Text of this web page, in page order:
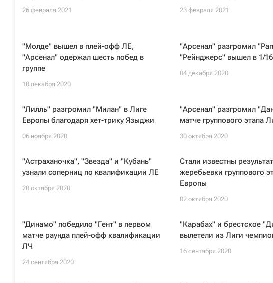
26 февраля 2021 23 февраля 2021
"Молде" вышел в плей-офф ЛЕ,
"Арсенал" одержал шесть побед в
группе
10 декабря 2020
"Арсенал" разгромил
"Рейнджерс" вышел в 1/
04 декабря 2020
"Лилль" разгромил "Милан" в Лиге
Европы благодаря хет-трику Языджи
06 ноября 2020
"Арсенал" разгромил
матче группового этапа
30 октября 2020
"Астраханочка", "Звезда" и "Кубань"
узнали соперниц по квалификации ЛЕ
20 октября 2020
Стали известны
жеребьевки группового
Европы
02 октября 2020
"Динамо" победило "Гент" в первом
матче раунда плей-офф квалификации
ЛЧ
24 сентября 2020
"Карабах" и брестское
вылетели из Лиги
16 сентября 2020